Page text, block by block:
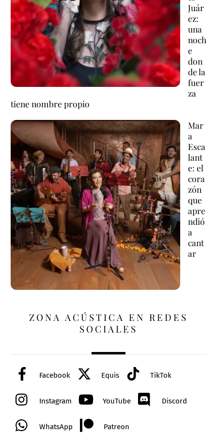
Juár
ez:
una
noch
e
don
de la
fuer
za
tiene nombre propio
Mar
a
Esca
lant
e: el
cora
zón
que
apre
ndió
a
cant
ar
ZONA ACÚSTICA EN REDES
SOCIALES
Facebook Equis TikTok
Instagram YouTube Discord
WhatsApp Patreon